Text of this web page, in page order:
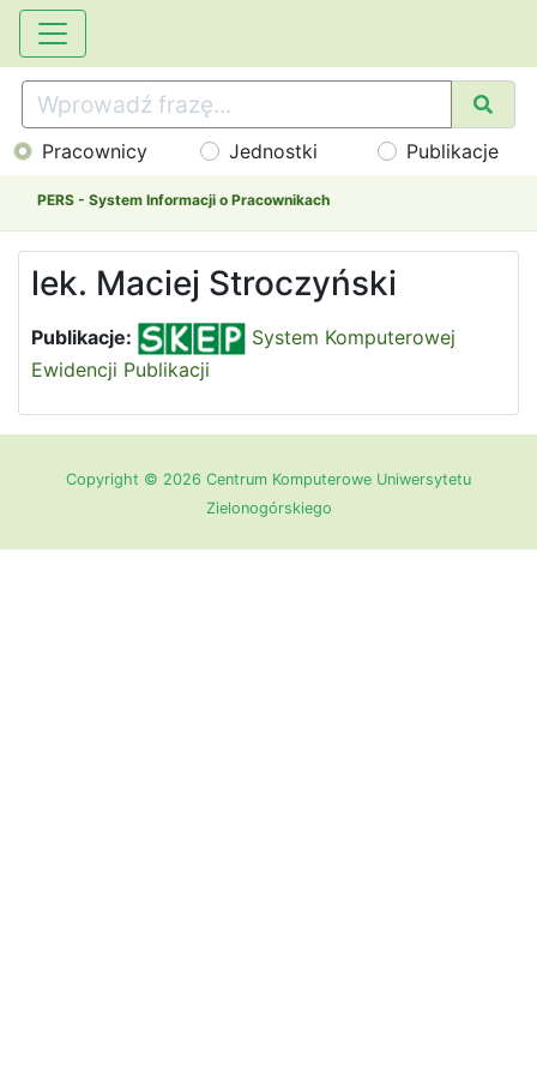
Pracownicy Jednostki Publikacje
PERS - System Informacji o Pracownikach
lek. Maciej Stroczyński
Publikacje:
System Komputerowej
Ewidencji Publikacji
Copyright © 2026 Centrum Komputerowe Uniwersytetu
Zielonogórskiego